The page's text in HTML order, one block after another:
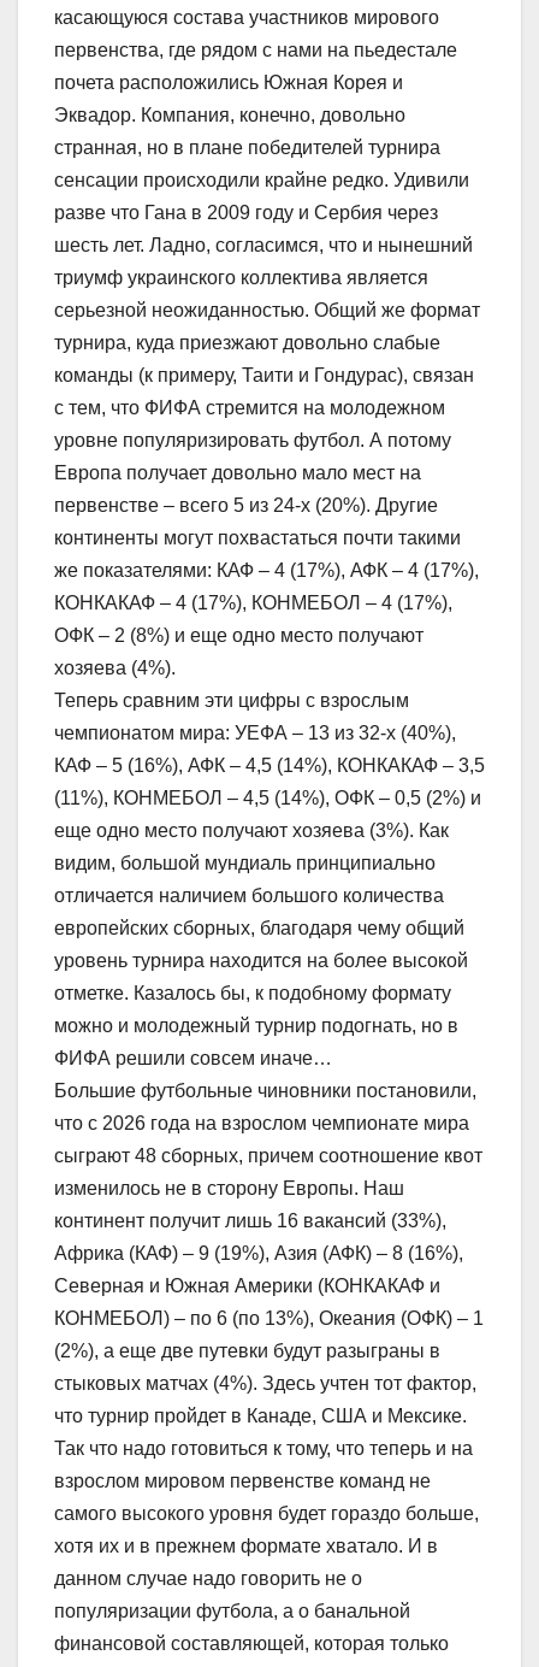
касающуюся состава участников мирового
первенства, где рядом с нами на пьедестале
почета расположились Южная Корея и
Эквадор. Компания, конечно, довольно
странная, но в плане победителей турнира
сенсации происходили крайне редко. Удивили
разве что Гана в 2009 году и Сербия через
шесть лет. Ладно, согласимся, что и нынешний
триумф украинского коллектива является
серьезной неожиданностью. Общий же формат
турнира, куда приезжают довольно слабые
команды (к примеру, Таити и Гондурас), связан
с тем, что ФИФА стремится на молодежном
уровне популяризировать футбол. А потому
Европа получает довольно мало мест на
первенстве – всего 5 из 24-х (20%). Другие
континенты могут похвастаться почти такими
же показателями: КАФ – 4 (17%), АФК – 4 (17%),
КОНКАКАФ – 4 (17%), КОНМЕБОЛ – 4 (17%),
ОФК – 2 (8%) и еще одно место получают
хозяева (4%).
Теперь сравним эти цифры с взрослым
чемпионатом мира: УЕФА – 13 из 32-х (40%),
КАФ – 5 (16%), АФК – 4,5 (14%), КОНКАКАФ – 3,5
(11%), КОНМЕБОЛ – 4,5 (14%), ОФК – 0,5 (2%) и
еще одно место получают хозяева (3%). Как
видим, большой мундиаль принципиально
отличается наличием большого количества
европейских сборных, благодаря чему общий
уровень турнира находится на более высокой
отметке. Казалось бы, к подобному формату
можно и молодежный турнир подогнать, но в
ФИФА решили совсем иначе…
Большие футбольные чиновники постановили,
что с 2026 года на взрослом чемпионате мира
сыграют 48 сборных, причем соотношение квот
изменилось не в сторону Европы. Наш
континент получит лишь 16 вакансий (33%),
Африка (КАФ) – 9 (19%), Азия (АФК) – 8 (16%),
Северная и Южная Америки (КОНКАКАФ и
КОНМЕБОЛ) – по 6 (по 13%), Океания (ОФК) – 1
(2%), а еще две путевки будут разыграны в
стыковых матчах (4%). Здесь учтен тот фактор,
что турнир пройдет в Канаде, США и Мексике.
Так что надо готовиться к тому, что теперь и на
взрослом мировом первенстве команд не
самого высокого уровня будет гораздо больше,
хотя их и в прежнем формате хватало. И в
данном случае надо говорить не о
популяризации футбола, а о банальной
финансовой составляющей, которая только